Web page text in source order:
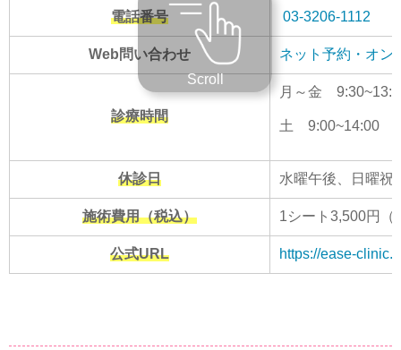
電話番号 03-3206-1112
Web問い合わせ ネット予約・オン
診療時間
月～金
土 9:00~14:00
休診日 水曜午後、日曜祝
施術費用（税込） 1シート3,500円（
公式URL https://ease-
Scroll